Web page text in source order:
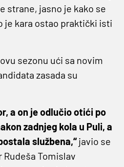
strane, jasno je kako se
je kara ostao praktički isti
sezonu ući sa novim
zasada su
a on je odlučio otići po
zadnjeg kola u Puli, a
službena,“javio se
Tomislav